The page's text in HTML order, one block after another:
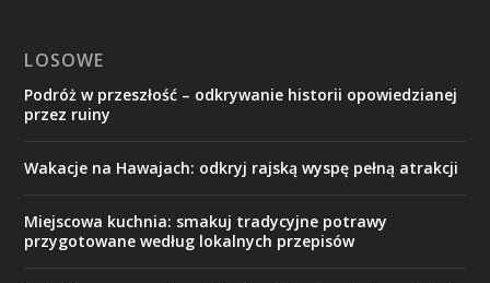
LOSOWE
Podróż w przeszłość – odkrywanie historii opowiedzianej
przez ruiny
Wakacje na Hawajach: odkryj rajską wyspę pełną atrakcji
Miejscowa kuchnia: smakuj tradycyjne potrawy
przygotowane według lokalnych przepisów